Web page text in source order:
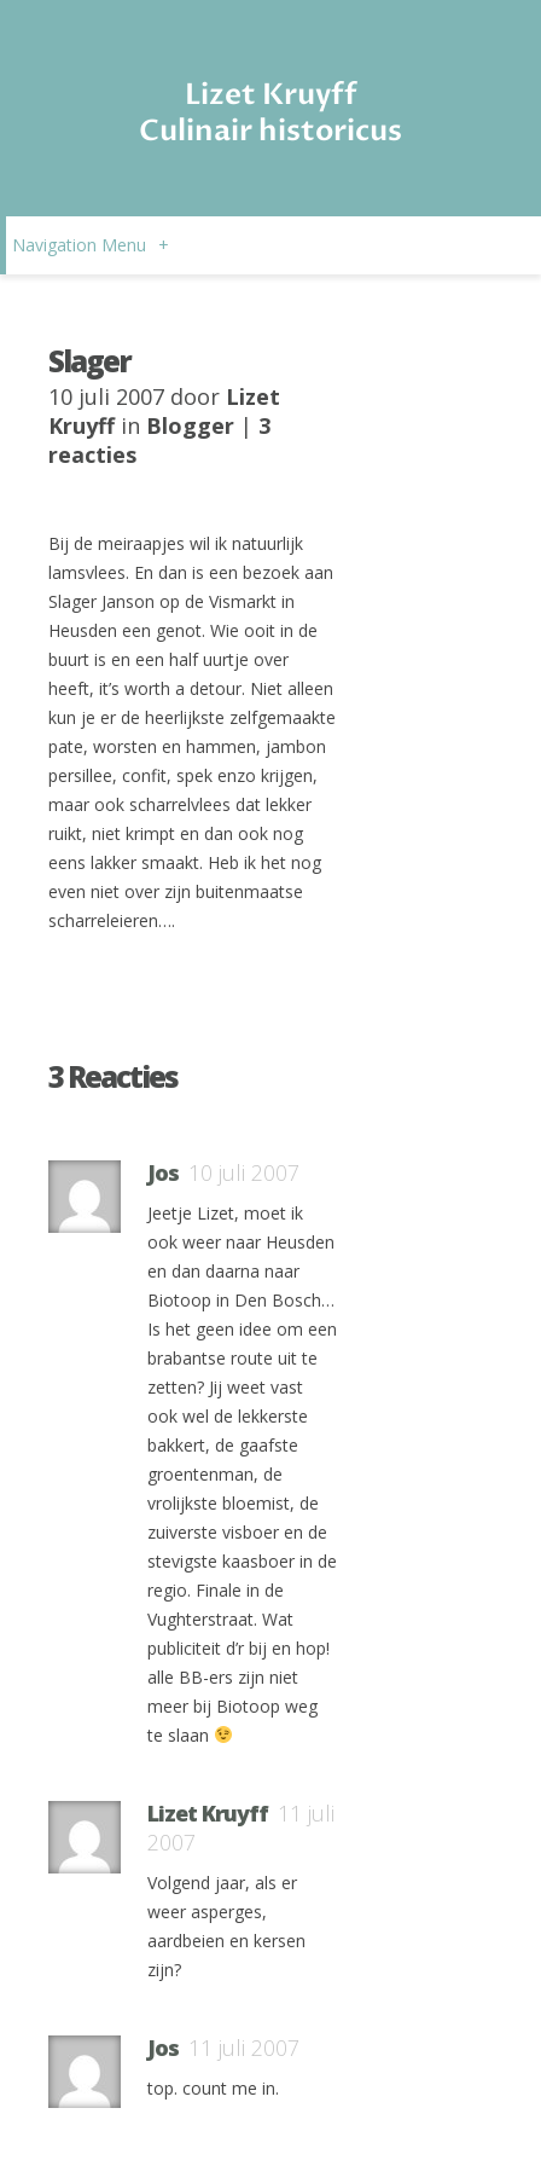
Lizet Kruyff
Culinair historicus
Navigation Menu +
Slager
10 juli 2007 door Lizet
Kruyffin Blogger | 3
reacties
Bij de meiraapjes wil ik natuurlijk
lamsvlees. En dan is een bezoek aan
Slager Janson op de Vismarkt in
Heusden een genot. Wie ooit in de
buurt is en een half uurtje over
heeft, it’s worth a detour. Niet alleen
kun je er de heerlijkste zelfgemaakte
pate, worsten en hammen, jambon
persillee, confit, spek enzo krijgen,
maar ook scharrelvlees dat lekker
ruikt, niet krimpt en dan ook nog
eens lakker smaakt. Heb ik het nog
even niet over zijn buitenmaatse
scharreleieren….
3 Reacties
Jos 10 juli 2007
Jeetje Lizet, moet ik
ook weer naar Heusden
en dan daarna naar
Biotoop in Den Bosch…
Is het geen idee om een
brabantse route uit te
zetten? Jij weet vast
ook wel de lekkerste
bakkert, de gaafste
groentenman, de
vrolijkste bloemist, de
zuiverste visboer en de
stevigste kaasboer in de
regio. Finale in de
Vughterstraat. Wat
publiciteit d’r bij en hop!
alle BB-ers zijn niet
meer bij Biotoop weg
te slaan
Lizet Kruyff 11 juli
2007
Volgend jaar, als er
weer asperges,
aardbeien en kersen
zijn?
Jos 11 juli 2007
top. count me in.